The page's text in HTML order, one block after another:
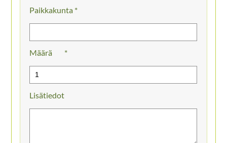
Paikkakunta *
Määrä
Lisätiedot